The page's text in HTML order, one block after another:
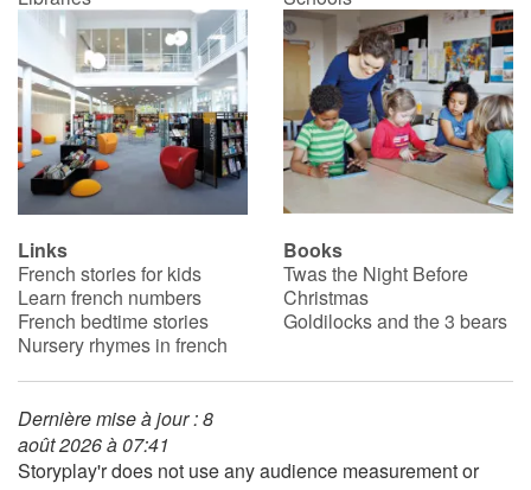
Links
French stories for kids
Learn french numbers
French bedtime stories
Nursery rhymes in french
Books
Twas the Night Before
Christmas
Goldilocks and the 3 bears
Dernière mise à jour : 8
août 2026 à 07:41
Storyplay'r does not use any audience measurement or